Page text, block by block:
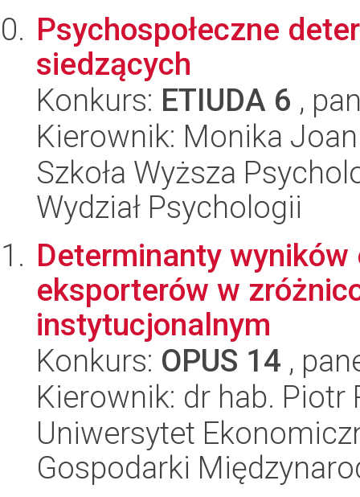
Psychospołeczne
siedzących
Konkurs: ETIUDA 6 ,
Kierownik: Monika
Szkoła Wyższa
Wydział Psychologii
Determinanty
eksporterów w
instytucjonalnym
Konkurs: OPUS 14 ,
Kierownik: dr hab. Piotr
Uniwersytet
Gospodarki